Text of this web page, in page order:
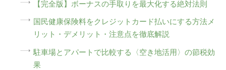
【完全版】ボーナスの手取りを最大化する絶対法則
国民健康保険料をクレジットカード払いにする方法メ
リット・デメリット・注意点を徹底解説
駐車場とアパートで比較する〈空き地活用〉の節税効
果